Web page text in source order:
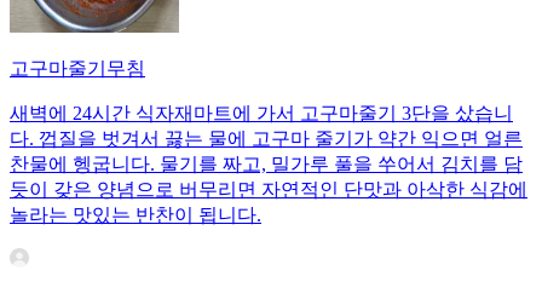
고구마줄기무침
새벽에 24시간 식자재마트에 가서 고구마줄기 3단을 샀습니
다. 껍질을 벗겨서 끓는 물에 고구마 줄기가 약간 익으면 얼른
찬물에 헹굽니다. 물기를 짜고, 밀가루 풀을 쑤어서 김치를 담
듯이 갖은 양념으로 버무리면 자연적인 단맛과 아삭한 식감에
놀라는 맛있는 반찬이 됩니다.